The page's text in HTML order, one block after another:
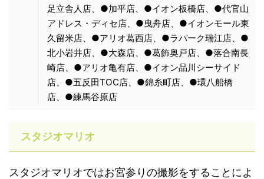
足立舎人店、●加平店、●イオン板橋店、●代官山
アドレス・ディセ店、●曳舟店、●イオンモール東
久留米店、●アリオ葛西店、●ラパーク瑞江店、●
北小岩井店、●大森店、●葛飾奥戸店、●落合南長
崎店、●アリオ亀有店、●イオン品川シーサイド
店、●五反田TOC店、●錦糸町店、●環八船橋
店、●練馬谷原店
スタジオマリオ
スタジオマリオではお宮参りの撮影をすることによ